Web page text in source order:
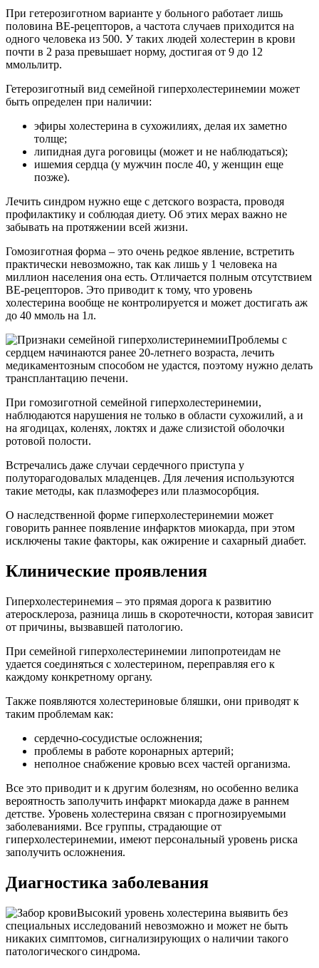
При гетерозиготном варианте у больного работает лишь
половина BE-рецепторов, а частота случаев приходится на
одного человека из 500. У таких людей холестерин в крови
почти в 2 раза превышает норму, достигая от 9 до 12
ммольлитр.
Гетерозиготный вид семейной гиперхолестеринемии может
быть определен при наличии:
эфиры холестерина в сухожилиях, делая их заметно
толще;
липидная дуга роговицы (может и не наблюдаться);
ишемия сердца (у мужчин после 40, у женщин еще
позже).
Лечить синдром нужно еще с детского возраста, проводя
профилактику и соблюдая диету. Об этих мерах важно не
забывать на протяжении всей жизни.
Гомозиготная форма – это очень редкое явление, встретить
практически невозможно, так как лишь у 1 человека на
миллион населения она есть. Отличается полным отсутствием
BE-рецепторов. Это приводит к тому, что уровень
холестерина вообще не контролируется и может достигать аж
до 40 ммоль на 1л.
Проблемы с
сердцем начинаются ранее 20-летнего возраста, лечить
медикаментозным способом не удастся, поэтому нужно делать
трансплантацию печени.
При гомозиготной семейной гиперхолестеринемии,
наблюдаются нарушения не только в области сухожилий, а и
на ягодицах, коленях, локтях и даже слизистой оболочки
ротовой полости.
Встречались даже случаи сердечного приступа у
полуторагодовалых младенцев. Для лечения используются
такие методы, как плазмоферез или плазмосорбция.
О наследственной форме гиперхолестеринемии может
говорить раннее появление инфарктов миокарда, при этом
исключены такие факторы, как ожирение и сахарный диабет.
Клинические проявления
Гиперхолестеринемия – это прямая дорога к развитию
атеросклероза, разница лишь в скоротечности, которая зависит
от причины, вызвавшей патологию.
При семейной гиперхолестеринемии липопротеидам не
удается соединяться с холестерином, переправляя его к
каждому конкретному органу.
Также появляются холестериновые бляшки, они приводят к
таким проблемам как:
сердечно-сосудистые осложнения;
проблемы в работе коронарных артерий;
неполное снабжение кровью всех частей организма.
Все это приводит и к другим болезням, но особенно велика
вероятность заполучить инфаркт миокарда даже в раннем
детстве. Уровень холестерина связан с прогнозируемыми
заболеваниями. Все группы, страдающие от
гиперхолестеринемии, имеют персональный уровень риска
заполучить осложнения.
Диагностика заболевания
Высокий уровень холестерина выявить без
специальных исследований невозможно и может не быть
никаких симптомов, сигнализирующих о наличии такого
патологического синдрома.